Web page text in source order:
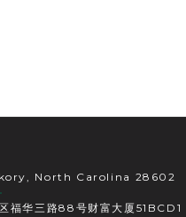
North Carolina 28602
福华三路88号财富大厦51BCD1